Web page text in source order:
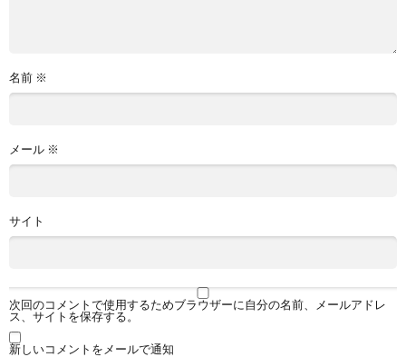
名前 ※
メール ※
サイト
次回のコメントで使用するためブラウザーに自分の名前、メールアドレ
ス、サイトを保存する。
新しいコメントをメールで通知